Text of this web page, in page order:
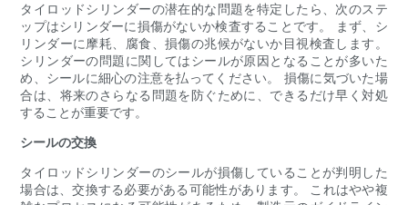
タイロッドシリンダーの潜在的な問題を特定したら、次のステ
ップはシリンダーに損傷がないか検査することです。 まず、シ
リンダーに摩耗、腐食、損傷の兆候がないか目視検査します。
シリンダーの問題に関してはシールが原因となることが多いた
め、シールに細心の注意を払ってください。 損傷に気づいた場
合は、将来のさらなる問題を防ぐために、できるだけ早く対処
することが重要です。
シールの交換
タイロッドシリンダーのシールが損傷していることが判明した
場合は、交換する必要がある可能性があります。 これはやや複